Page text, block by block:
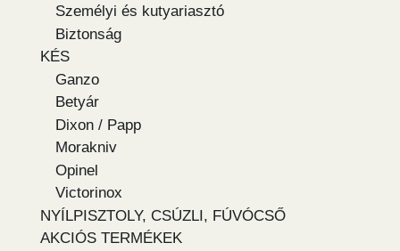
Személyi és kutyariasztó
Biztonság
KÉS
Ganzo
Betyár
Dixon / Papp
Morakniv
Opinel
Victorinox
NYÍLPISZTOLY, CSÚZLI, FÚVÓCSŐ
AKCIÓS TERMÉKEK